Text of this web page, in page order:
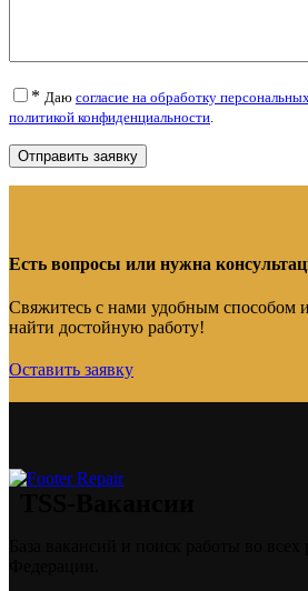
* Даю согласие на обработку
политикой конфиденциальности.
Есть вопросы или нужна
Свяжитесь с нами удобным
найти достойную работу!
Оставить заявку